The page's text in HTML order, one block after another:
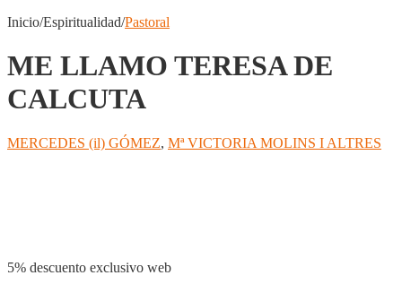
Inicio/Espiritualidad/Pastoral
ME LLAMO TERESA DE
CALCUTA
MERCEDES (il) GÓMEZ, Mª VICTORIA MOLINS I ALTRES
5% descuento exclusivo web